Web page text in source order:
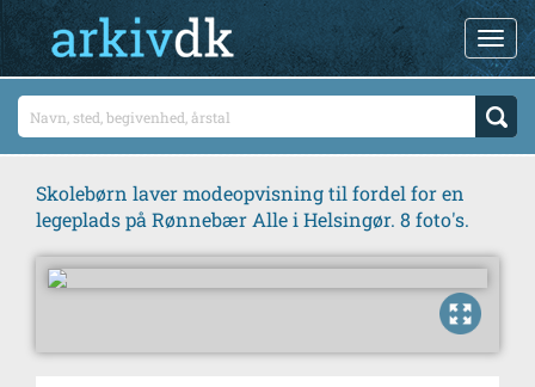
Skolebørn laver modeopvisning til fordel for en
legeplads på Rønnebær Alle i Helsingør. 8 foto's.